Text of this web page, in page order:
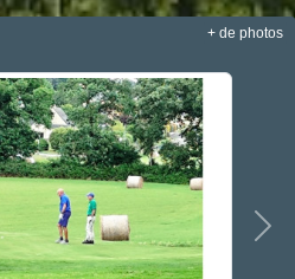
+ de photos